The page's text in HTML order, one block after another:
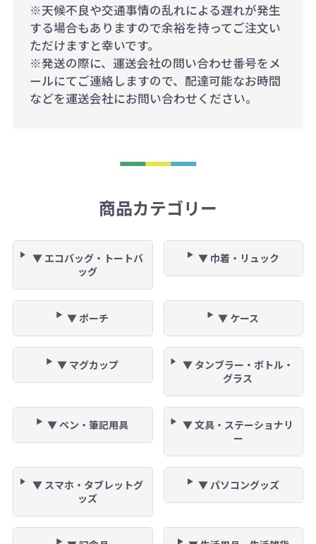
※天候不良や交通事情の乱れによる遅れが発生
する場合もありますので余裕を持ってご注文い
ただけますと幸いです。
※発送の際に、運送会社の問い合わせ番号をメ
ールにてご連絡しますので、配達可能なお時間
などを運送会社にお問い合わせください。
商品カテゴリー
▼ エコバッグ・トートバ
ッグ
▼ 巾着・リュック
▼ ポーチ ▼ ケース
▼ マグカップ
▼ タンブラー・ボトル・
グラス
▼ ペン・筆記用具
▼ 文具・ステーショナリ
ー
▼ スマホ・タブレットグ
ッズ
▼ パソコングッズ